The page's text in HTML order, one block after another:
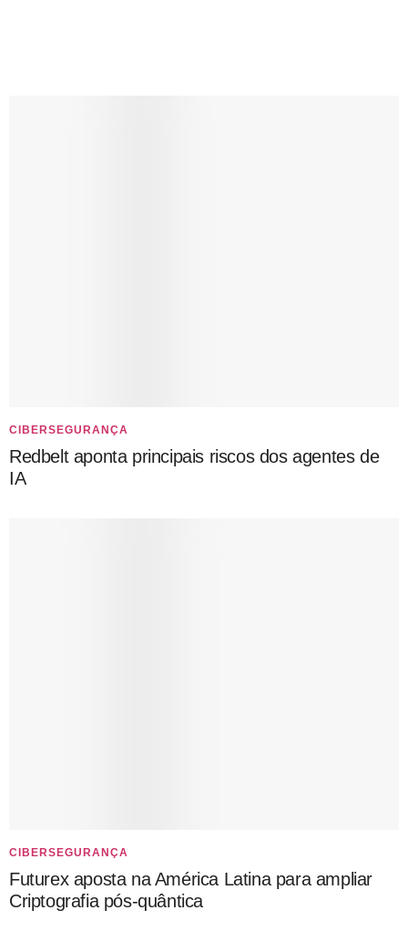
CIBERSEGURANÇA
Redbelt aponta principais riscos dos agentes de
IA
CIBERSEGURANÇA
Futurex aposta na América Latina para ampliar
Criptografia pós-quântica